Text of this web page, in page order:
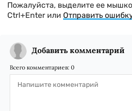
Пожалуйста, выделите ее
Ctrl+Enter или Отправить
Добавить комментарий
Всего комментариев: 0